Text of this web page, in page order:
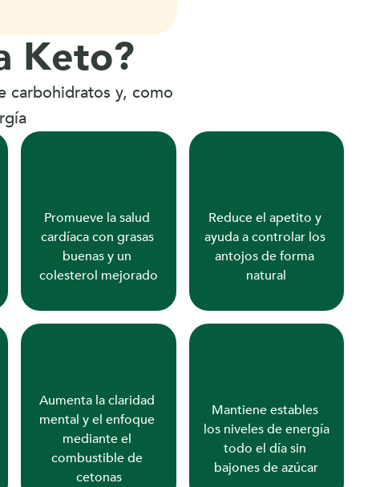
Keto?
carbohidratos y, como
Promueve la salud
cardíaca con grasas
buenas y un
colesterol mejorado
Reduce el apetito y
ayuda a controlar los
antojos de forma
natural
Aumenta la claridad
mental y el enfoque
mediante el
combustible de
cetonas
Mantiene estables
los niveles de energía
todo el día sin
bajones de azúcar